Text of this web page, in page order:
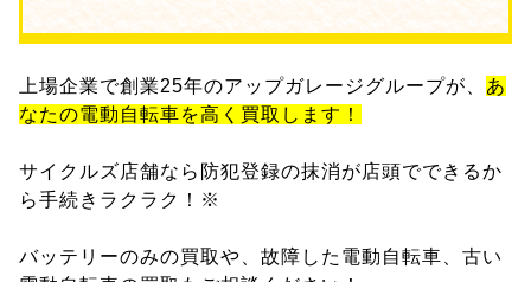
上場企業で創業25年のアップガレージグループが、 あ
なたの電動自転車を高く買取します！
サイクルズ店舗なら防犯登録の抹消が店頭でできるか
ら手続きラクラク！※
バッテリーのみの買取や、故障した電動自転車、古い